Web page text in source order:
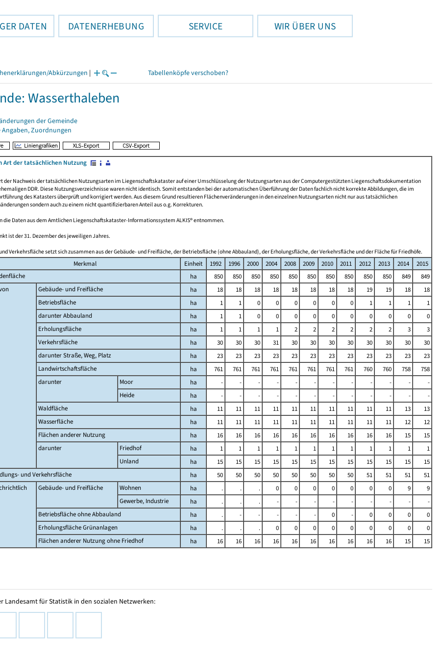
DATEN DATENERHEBUNG SERVICE WIR ÜBER UNS
Abkürzungen | Tabellenköpfe verschoben?
Wasserthaleben
der Gemeinde
Zuordnungen
Art der tatsächlichen Nutzung
der Nachweis der tatsächlichen Nutzungsarten im Liegenschaftskataster auf einer Umschlüsselung der Nutzungsarten aus der Computergestützten Liegenschaftsdokumentation
DDR. Diese Nutzungsverzeichnisse waren nicht identisch. Somit entstanden bei der automatischen Überführung der Daten fachlich nicht korrekte Abbildungen, die im
des Katasters überprüft und korrigiert werden. Aus diesem Grund resultieren Flächenveränderungen in den einzelnen Nutzungsarten nicht nur aus tatsächlichen
sondern auch zu einem nicht quantifizierbaren Anteil aus o.g. Korrekturen.
die Daten aus dem Amtlichen Liegenschaftskataster-Informationssystem ALKIS® entnommen.
ist der 31. Dezember des jeweiligen Jahres.
Verkehrsfläche setzt sich zusammen aus der Gebäude- und Freifläche, der Betriebsfläche (ohne Abbauland), der Erholungsfläche, der Verkehrsfläche und der Fläche für Friedhöfe.
Merkmal Einheit 1992 1996 2000 2004 2008 2009 2010 2011 2012 2013 2014
2015
ha 850 850 850 850 850 850 850 850 850 850 849
849
Gebäude- und Freifläche ha 18 18 18 18 18 18 18 18 19 19 18
18
Betriebsfläche
ha 1 1 0 0 0 0 0 0 1 1 1
1
darunter Abbauland
ha 1 1 0 0 0 0 0 0 0 0 0
0
Erholungsfläche
ha 1 1 1 1 2 2 2 2 2 2 3
3
Verkehrsfläche
ha 30 30 30 31 30 30 30 30 30 30 30
30
darunter Straße, Weg, Platz
ha 23 23 23 23 23 23 23 23 23 23 23
23
Landwirtschaftsfläche
ha 761 761 761 761 761 761 761 761 760 760 758
758
darunter
Moor ha - - - - - - - - - - -
-
Heide
ha - - - - - - - - - - -
-
Waldfläche
ha 11 11 11 11 11 11 11 11 11 11 13
13
Wasserfläche
ha 11 11 11 11 11 11 11 11 11 11 12
12
Flächen anderer Nutzung
ha 16 16 16 16 16 16 16 16 16 16 15
15
darunter
Friedhof ha 1 1 1 1 1 1 1 1 1 1 1
1
Unland
ha 15 15 15 15 15 15 15 15 15 15 15
15
und Verkehrsfläche
ha 50 50 50 50 50 50 50 50 51 51 51
51
Gebäude- und Freifläche Wohnen ha . . . 0 0 0 0 0 0 0 9
9
Gewerbe, Industrie
ha . . . - - - - - - - -
-
Betriebsfläche ohne Abbauland
ha . - - - - - 0 - 0 0 0
0
Erholungsfläche Grünanlagen
ha . . . 0 0 0 0 0 0 0 0
0
Flächen anderer Nutzung ohne Friedhof
ha 16 16 16 16 16 16 16 16 16 16 15 15
Landesamt für Statistik in den sozialen Netzwerken: